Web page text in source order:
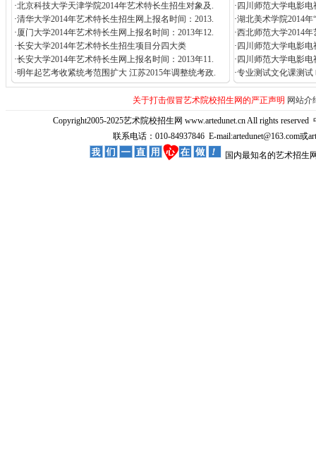
·北京科技大学天津学院2014年艺术特长生招生对象及.
·清华大学2014年艺术特长生招生网上报名时间：2013.
·厦门大学2014年艺术特长生网上报名时间：2013年12.
·长安大学2014年艺术特长生招生项目分四大类
·长安大学2014年艺术特长生网上报名时间：2013年11.
·明年起艺考收紧统考范围扩大 江苏2015年调整统考政.
· 四川师范大学电影
·湖北美术学院2014
·西北师范大学2014
· 四川师范大学电影
· 四川师范大学电影
·专业测试文化课测试
关于打击假冒艺术院校招生网的严正声明 网站介
Copyright2005-2025艺术院校招生网 www.artedunet.cn All rights reserved
联系电话：010-84937846 E-mail:artedunet@163.com或
国内最知名的艺术招生